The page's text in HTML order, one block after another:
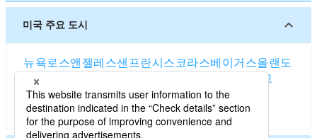
미국 주요 도시
뉴욕 로스앤젤레스샌프란시스코라스베이거스올랜도
시애틀
샌디에고
애틀랜타휴스턴솔트레이크시티마이애미
포틀랜드 (오리건주)